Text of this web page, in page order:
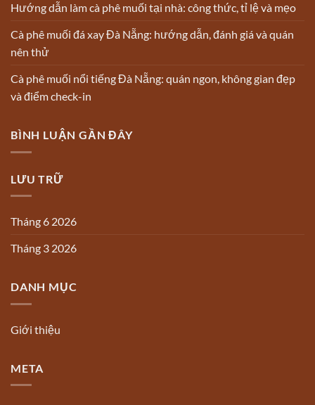
Hướng dẫn làm cà phê muối tại nhà: công thức, tỉ lệ và mẹo
Cà phê muối đá xay Đà Nẵng: hướng dẫn, đánh giá và quán
nên thử
Cà phê muối nổi tiếng Đà Nẵng: quán ngon, không gian đẹp
và điểm check-in
BÌNH LUẬN GẦN ĐÂY
LƯU TRỮ
Tháng 6 2026
Tháng 3 2026
DANH MỤC
Giới thiệu
META